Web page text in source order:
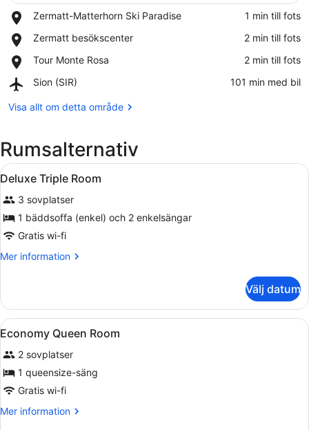
Zermatt-Matterhorn Ski Paradise
Place,
Matterhorn
Paradise
‪1 min till fots‬
Zermatt besökscenter
Place,
besökscenter
‪2 min till fots‬
Tour Monte Rosa
Place,
Monte
‪2 min till fots‬
Sion (SIR)
Airport,
(SIR)
‪101 min med bil‬
Visa allt om detta område
Rumsalternativ
Öppna
alla
foton
för
Deluxe
Triple
Room
Sängtillbehör av högsta kvalitet
5
Deluxe Triple Room
3 sovplatser
1 bäddsoffa (enkel) och 2 enkelsängar
Gratis wi-fi
Mer information
Mer
Triple
Room
Välj datum
Öppna
alla
foton
för
Economy
Queen
Room
Badrum | Dusch, hårtork,
1
Economy Queen Room
2 sovplatser
1 queensize-säng
Gratis wi-fi
Mer information
Mer